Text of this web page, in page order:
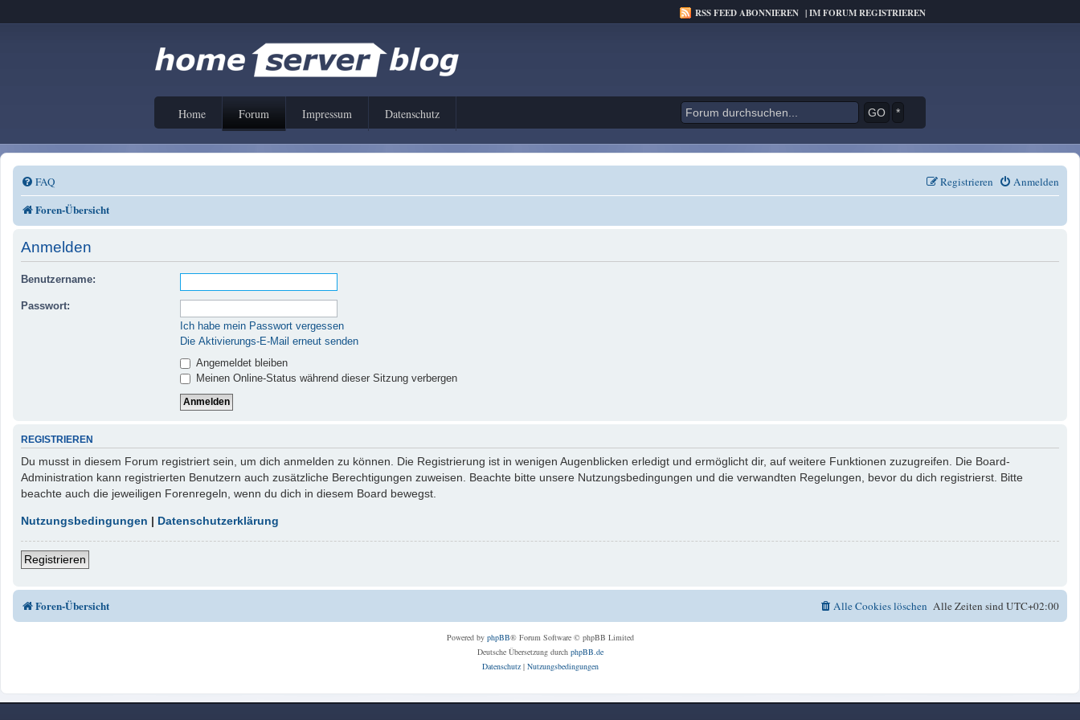
RSS FEED ABONNIEREN |IM FORUM REGISTRIEREN
Home Forum Impressum Datenschutz *
FAQ Anmelden
Registrieren
Foren-Übersicht
Anmelden
Benutzername:
Passwort:
Ich habe mein Passwort vergessen
Die Aktivierungs-E-Mail erneut senden
Angemeldet bleiben
Meinen Online-Status während dieser Sitzung verbergen
REGISTRIEREN
Du musst in diesem Forum registriert sein, um dich anmelden zu können. Die Registrierung ist in wenigen Augenblicken erledigt und ermöglicht dir, auf weitere Funktionen zuzugreifen. Die Board-
Administration kann registrierten Benutzern auch zusätzliche Berechtigungen zuweisen. Beachte bitte unsere Nutzungsbedingungen und die verwandten Regelungen, bevor du dich registrierst. Bitte
beachte auch die jeweiligen Forenregeln, wenn du dich in diesem Board bewegst.
Nutzungsbedingungen | Datenschutzerklärung
Registrieren
Foren-Übersicht Alle Zeiten sindUTC+02:00
Alle Cookies löschen
Powered by phpBB® Forum Software © phpBB Limited
Deutsche Übersetzung durch phpBB.de
Datenschutz| Nutzungsbedingungen